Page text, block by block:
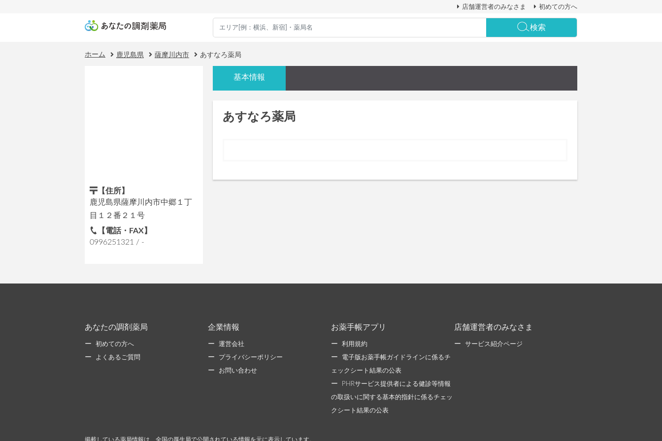
店舗運営者のみなさま 初めての方へ
検索
ホーム 鹿児島県 薩摩川内市 あすなろ薬局
【住所】
鹿児島県薩摩川内市中郷１丁
目１２番２１号
【電話・FAX】
0996251321 / -
基本情報
あすなろ薬局
あなたの調剤薬局
初めての方へ
よくあるご質問
企業情報
運営会社
プライバシーポリシー
お問い合わせ
お薬手帳アプリ
利用規約
電子版お薬手帳ガイドラインに係るチ
ェックシート結果の公表
PHRサービス提供者による健診等情報
の取扱いに関する基本的指針に係るチェッ
クシート結果の公表
店舗運営者のみなさま
サービス紹介ページ
掲載している薬局情報は、全国の厚生局で公開されている情報を元に表示しています。